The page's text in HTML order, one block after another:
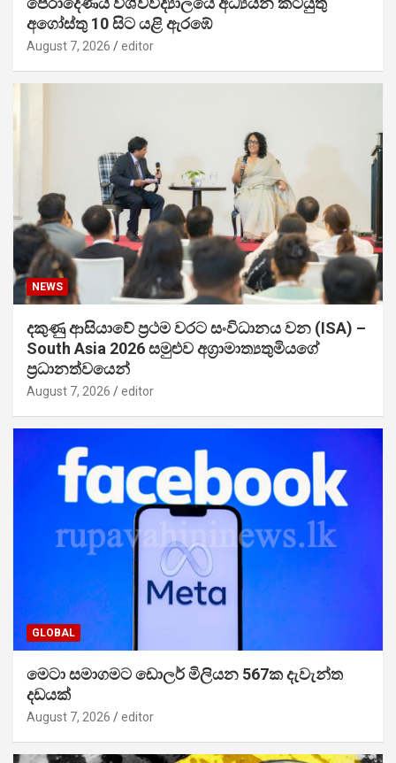
අගෝස්තු 10 සිට යළි ඇරඹේ
August 7, 2026 editor
NEWS
දකුණු ආසියාවේ ප්‍රථම වරට සංවිධානය වන (ISA) –
South Asia 2026 සමුළුව අග්‍රාමාත්‍යතුමියගේ
ප්‍රධානත්වයෙන්
August 7, 2026 editor
GLOBAL
මෙටා සමාගමට ඩොලර් මිලියන 567ක දැවැන්ත
දඩයක්
August 7, 2026 editor